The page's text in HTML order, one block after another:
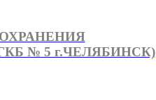
№ 5 г.ЧЕЛЯБИНСК)